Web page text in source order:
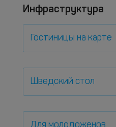
Инфраструктура
Гостиницы на карте
Шведский стол